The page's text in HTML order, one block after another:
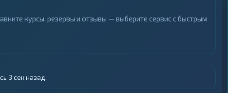
курсы, резервы и отзывы — выберите сервис с быстрым
4 сек назад.